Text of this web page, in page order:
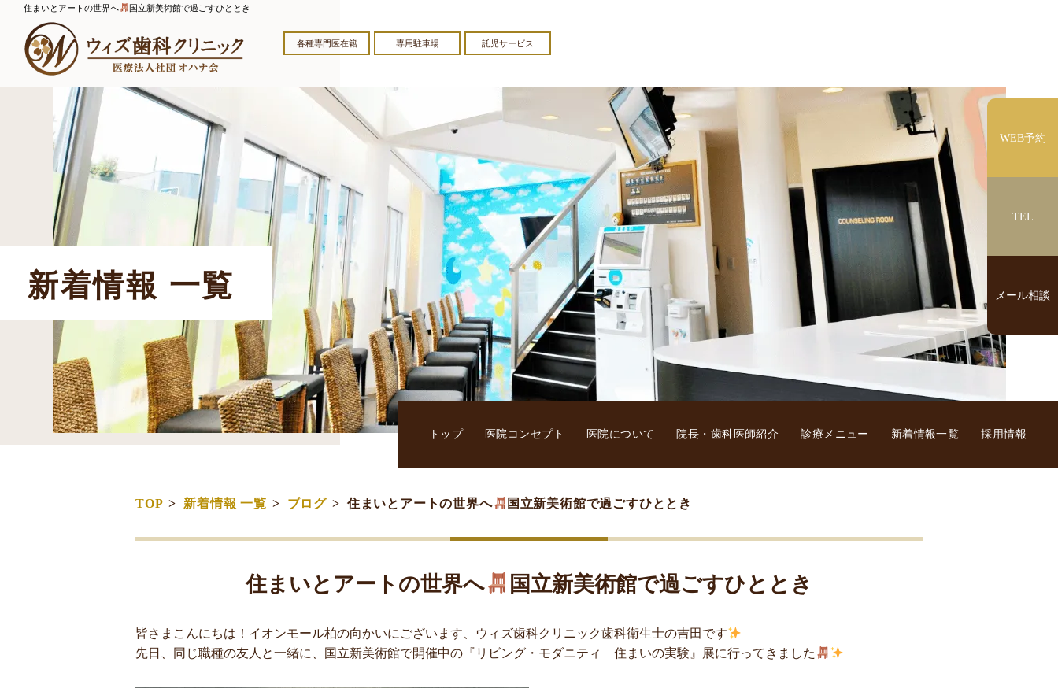
住まいとアートの世界へ 国立新美術館で過ごすひととき
各種専門医在籍 専用駐車場 託児サービス
トップ 医院コンセプト 医院について 院長・歯科医師紹介 診療メニュー 新着情報一覧 採用情報
新着情報 一覧
TOP 新着情報 一覧 ブログ 住まいとアートの世界へ 国立新美術館で過ごすひととき
住まいとアートの世界へ 国立新美術館で過ごすひととき
皆さまこんにちは！イオンモール柏の向かいにございます、 ウィズ歯科クリニック歯科衛生士の吉田 です
先日、同じ職種の友人と一緒に、国立新美術館で開催中の『リビング・モダニティ 住まいの実験』展に行ってきました
WEB予約
TEL
メール相談